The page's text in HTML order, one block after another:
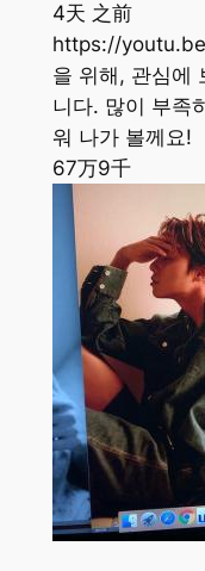
4天 之前
https://
을 위해, 관심에
니다. 많이 부족
워 나가 볼께요!
67万9千